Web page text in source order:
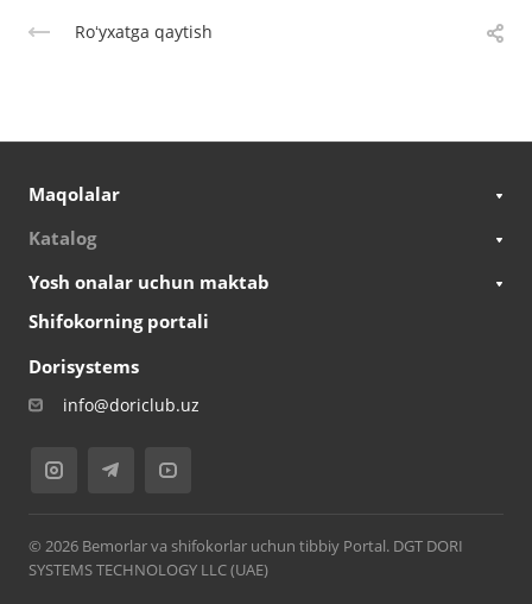
Roʻyxatga qaytish
Maqolalar
Katalog
Yosh onalar uchun maktab
Shifokorning portali
Dorisystems
info@doriclub.uz
© 2026 Bemorlar va shifokorlar uchun tibbiy Portal. DGT DORI
SYSTEMS TECHNOLOGY LLC (UAE)